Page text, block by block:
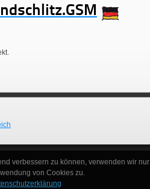
verbessern zu können, verwenden wir nur
von Cookies zu.